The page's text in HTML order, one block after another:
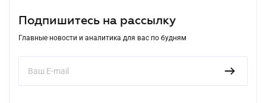
Подпишитесь на рассылку
Главные новости и аналитика для вас по будням